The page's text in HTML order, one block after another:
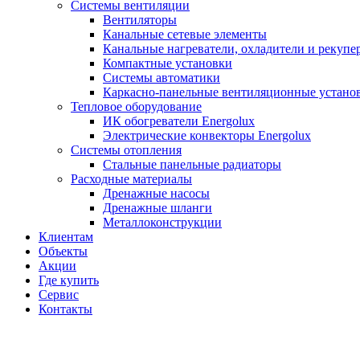
Системы вентиляции
Вентиляторы
Канальные сетевые элементы
Канальные нагреватели, охладители и
Компактные установки
Системы автоматики
Каркасно-панельные вентиляционные
Тепловое оборудование
ИК обогреватели Energolux
Электрические конвекторы Energolux
Системы отопления
Стальные панельные радиаторы
Расходные материалы
Дренажные насосы
Дренажные шланги
Металлоконструкции
Клиентам
Объекты
Акции
Где купить
Сервис
Контакты